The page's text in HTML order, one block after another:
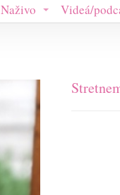
Naživo Videá/